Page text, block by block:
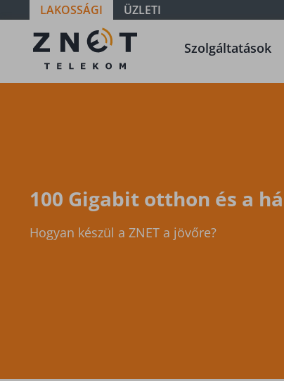
LAKOSSÁGI ÜZLETI
ZNET
Telekom, a
távközlési
Szolgáltatások
100 Gigabit otthon és a
Hogyan készül a ZNET a jövőre?